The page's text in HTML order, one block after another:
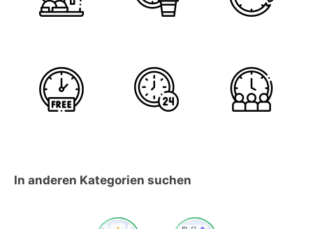
In anderen Kategorien suchen